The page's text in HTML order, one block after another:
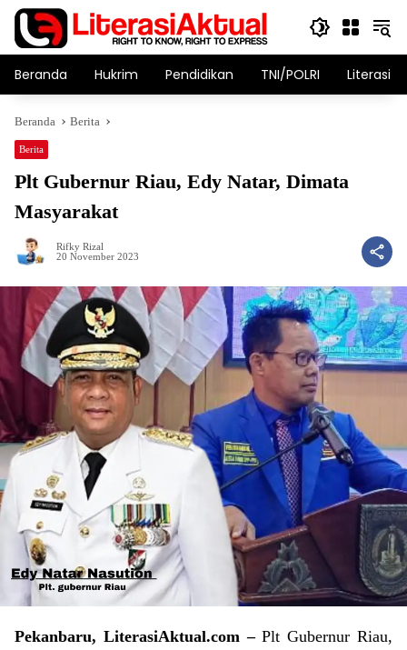
Langsung
konten
Beranda Hukrim Pendidikan TNI/POLRI Literasi
Beranda Berita
Berita
Plt Gubernur Riau, Edy Natar, Dimata
Masyarakat
Rifky Rizal
20 November 2023
Pekanbaru, LiterasiAktual.com –Plt Gubernur Riau,